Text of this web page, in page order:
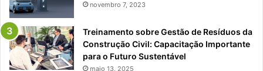
novembro 7, 2023
Treinamento sobre Gestão de Resíduos da
Construção Civil: Capacitação Importante
para o Futuro Sustentável
maio 13, 2025